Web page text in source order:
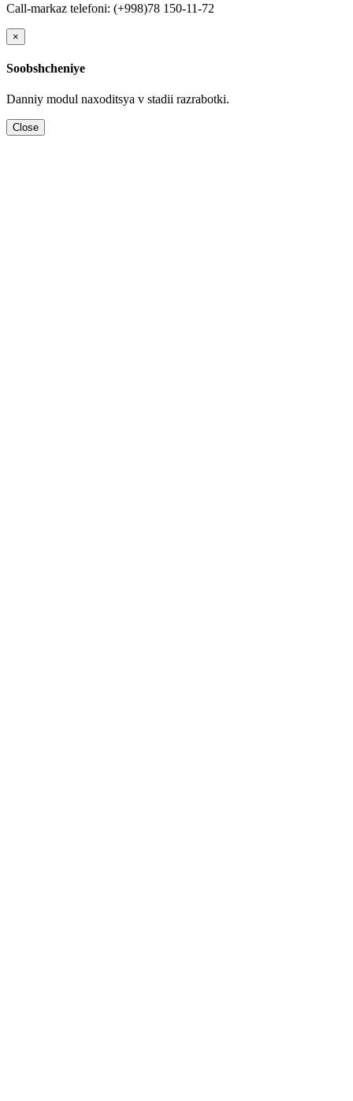
Call-markaz telefoni: (+998)78 150-11-72
×
Soobshcheniye
Danniy modul naхoditsya v stadii razrabotki.
Close